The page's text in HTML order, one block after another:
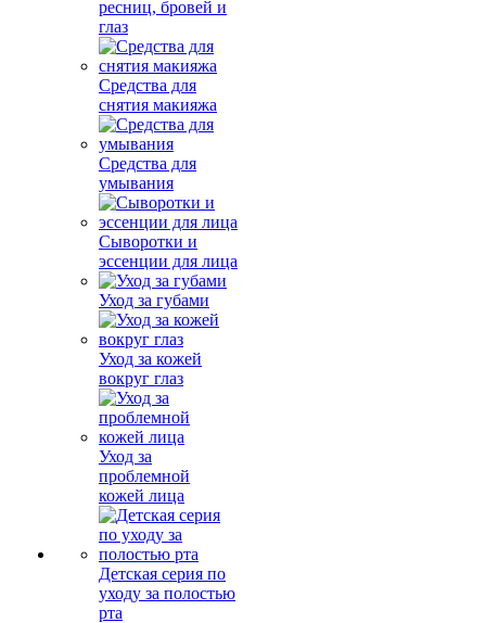
ресниц, бровей и
глаз
Средства для
снятия макияжа
Средства для
умывания
Сыворотки и
эссенции для лица
Уход за губами
Уход за кожей
вокруг глаз
Уход за
проблемной
кожей лица
Детская серия по
уходу за полостью
рта